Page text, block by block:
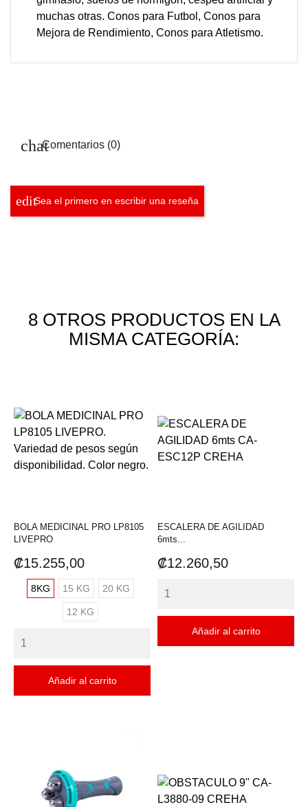
muchas otras. Conos para Futbol, Conos para
Mejora de Rendimiento, Conos para Atletismo.
Comentarios (0)
Sea el primero en escribir una reseña
8 OTROS PRODUCTOS EN LA
MISMA CATEGORÍA:
BOLA MEDICINAL PRO LP8105
LIVEPRO
Precio
₡15.255,00
8KG 15 KG 20 KG
12 KG
Añadir al carrito
ESCALERA DE AGILIDAD
6mts...
Precio
₡12.260,50
Añadir al carrito